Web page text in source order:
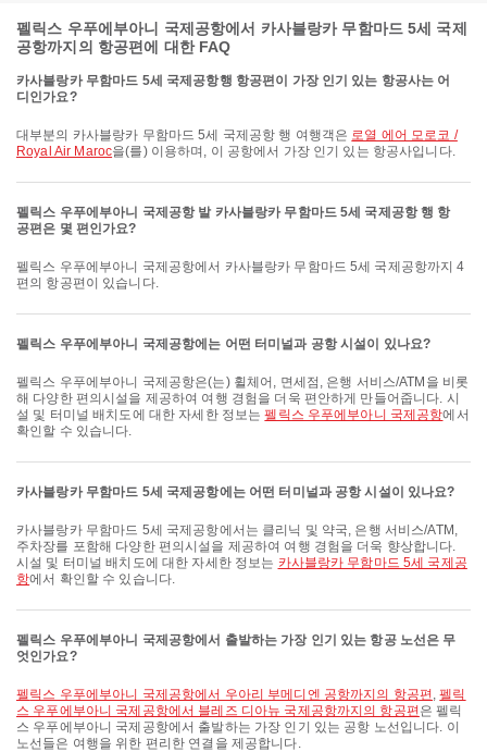
펠릭스 우푸에부아니 국제공항에서 카사블랑카 무함마드 5세 국제
공항까지의 항공편에 대한 FAQ
카사블랑카 무함마드 5세 국제공항행 항공편이 가장 인기 있는 항공사는 어
디인가요?
대부분의 카사블랑카 무함마드 5세 국제공항 행 여행객은 로열 에어 모로코 /
Royal Air Maroc을(를) 이용하며, 이 공항에서 가장 인기 있는 항공사입니다.
펠릭스 우푸에부아니 국제공항 발 카사블랑카 무함마드 5세 국제공항 행 항
공편은 몇 편인가요?
펠릭스 우푸에부아니 국제공항에서 카사블랑카 무함마드 5세 국제공항까지 4
편의 항공편이 있습니다.
펠릭스 우푸에부아니 국제공항에는 어떤 터미널과 공항 시설이 있나요?
펠릭스 우푸에부아니 국제공항은(는) 휠체어, 면세점, 은행 서비스/ATM을 비롯
해 다양한 편의시설을 제공하여 여행 경험을 더욱 편안하게 만들어줍니다. 시
설 및 터미널 배치도에 대한 자세한 정보는펠릭스 우푸에부아니 국제공항에서
확인할 수 있습니다.
카사블랑카 무함마드 5세 국제공항에는 어떤 터미널과 공항 시설이 있나요?
카사블랑카 무함마드 5세 국제공항에서는 클리닉 및 약국, 은행 서비스/ATM,
주차장를 포함해 다양한 편의시설을 제공하여 여행 경험을 더욱 향상합니다.
시설 및 터미널 배치도에 대한 자세한 정보는 카사블랑카 무함마드 5세 국제공
항에서 확인할 수 있습니다.
펠릭스 우푸에부아니 국제공항에서 출발하는 가장 인기 있는 항공 노선은 무
엇인가요?
펠릭스 우푸에부아니 국제공항에서 우아리 부메디엔 공항까지의 항공편 ,펠릭
스 우푸에부아니 국제공항에서 블레즈 디아뉴 국제공항까지의 항공편 은 펠릭
스 우푸에부아니 국제공항에서 출발하는 가장 인기 있는 공항 노선입니다. 이
노선들은 여행을 위한 편리한 연결을 제공합니다.